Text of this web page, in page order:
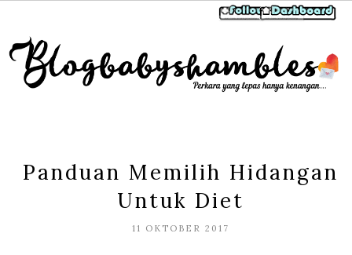
Panduan Memilih Hidangan
Untuk Diet
11 OKTOBER 2017